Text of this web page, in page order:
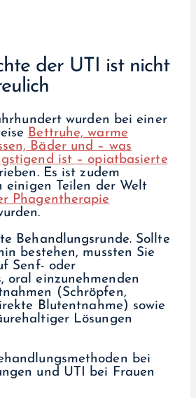
der UTI ist nicht
wurden bei einer
Bettruhe, warme
Bäder und – was
ist – opiatbasierte
Es ist zudem
einigen Teilen der Welt
Phagentherapie
Behandlungsrunde. Sollte
bestehen, mussten Sie
Senf- oder
oral einzunehmenden
(Schröpfen,
Blutentnahme) sowie
Lösungen